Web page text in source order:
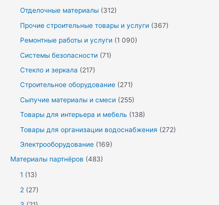
Отделочные материалы (312)
Прочие строительные товары и услуги (367)
Ремонтные работы и услуги (1 090)
Системы безопасности (71)
Стекло и зеркала (217)
Строительное оборудование (271)
Сыпучие материалы и смеси (255)
Товары для интерьера и мебель (138)
Товары для организации водоснабжения (272)
Электрооборудование (169)
Материалы партнёров (483)
1 (13)
2 (27)